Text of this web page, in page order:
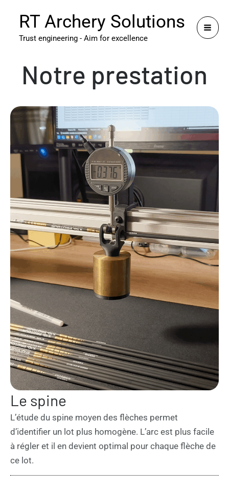
contenu
RT Archery Solutions
Trust engineering - Aim for excellence
Notre prestation
Le spine
L’étude du spine moyen des flèches permet
d’identifier un lot plus homogène. L’arc est plus facile
à régler et il en devient optimal pour chaque flèche de
ce lot.